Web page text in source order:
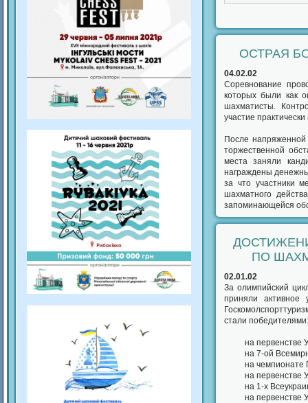
ОСТРАЯ
04.02.02
Соревнование
которых были как
шахматисты.
участие
После
торжественной
места заняли
награждены
за что участники
шахматного
запоминающейся
ПО
02.01.02
За олимпийский
приняли активное
стали победителями:
на
на 7-ой
на чемпионате
на первенстве
на 1-х
на первенстве